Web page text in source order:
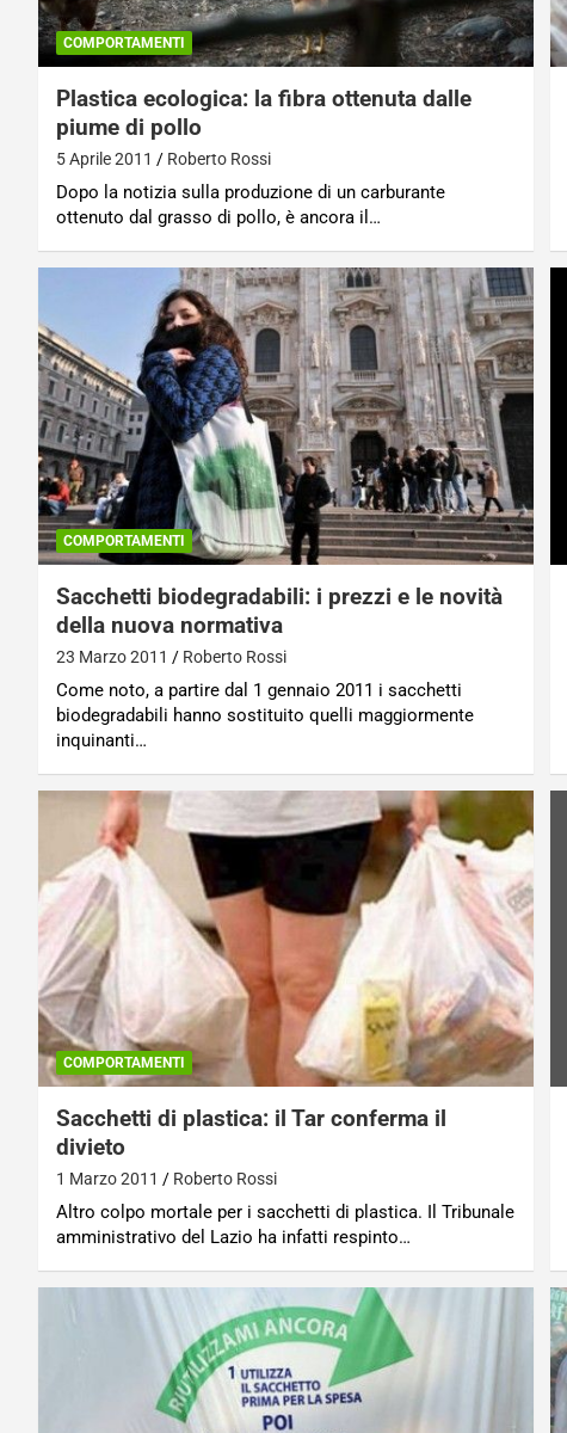
COMPORTAMENTI
Plastica ecologica: la fibra ottenuta dalle
piume di pollo
5 Aprile 2011 Roberto Rossi
Dopo la notizia sulla produzione di un carburante
ottenuto dal grasso di pollo, è ancora il…
COMPORTAMENTI
Sacchetti biodegradabili: i prezzi e le novità
della nuova normativa
23 Marzo 2011 Roberto Rossi
Come noto, a partire dal 1 gennaio 2011 i sacchetti
biodegradabili hanno sostituito quelli maggiormente
inquinanti…
COMPORTAMENTI
Sacchetti di plastica: il Tar conferma il
divieto
1 Marzo 2011 Roberto Rossi
Altro colpo mortale per i sacchetti di plastica. Il Tribunale
amministrativo del Lazio ha infatti respinto…